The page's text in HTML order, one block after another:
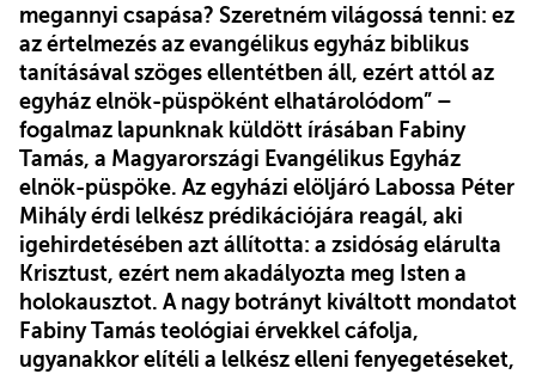
megannyi csapása? Szeretném világossá tenni: ez
az értelmezés az evangélikus egyház biblikus
tanításával szöges ellentétben áll, ezért attól az
egyház elnök-püspöként elhatárolódom” –
fogalmaz lapunknak küldött írásában Fabiny
Tamás, a Magyarországi Evangélikus Egyház
elnök-püspöke. Az egyházi elöljáró Labossa Péter
Mihály érdi lelkész prédikációjára reagál, aki
igehirdetésében azt állította: a zsidóság elárulta
Krisztust, ezért nem akadályozta meg Isten a
holokausztot. A nagy botrányt kiváltott mondatot
Fabiny Tamás teológiai érvekkel cáfolja,
ugyanakkor elítéli a lelkész elleni fenyegetéseket,